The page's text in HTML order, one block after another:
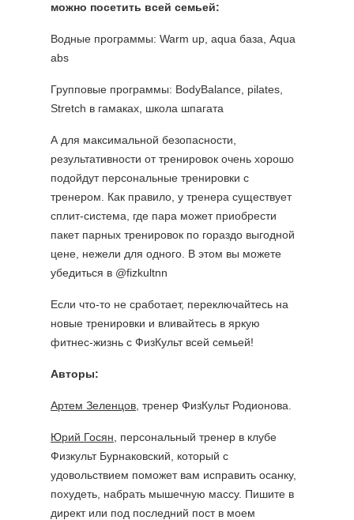
можно посетить всей семьей:
Водные программы: Warm up, aqua база, Aqua
abs
Групповые программы: BodyBalance, pilates,
Stretch в гамаках, школа шпагата
А для максимальной безопасности,
результативности от тренировок очень хорошо
подойдут персональные тренировки с
тренером. Как правило, у тренера существует
сплит-система, где пара может приобрести
пакет парных тренировок по гораздо выгодной
цене, нежели для одного. В этом вы можете
убедиться в @fizkultnn
Если что-то не сработает, переключайтесь на
новые тренировки и вливайтесь в яркую
фитнес-жизнь с ФизКульт всей семьей!
Авторы:
Артем Зеленцов , тренер ФизКульт Родионова.
Юрий Госян , персональный тренер в клубе
Физкульт Бурнаковский, который с
удовольствием поможет вам исправить осанку,
похудеть, набрать мышечную массу. Пишите в
директ или под последний пост в моем